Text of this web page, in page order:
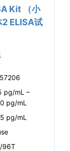
Kit （小
2 ELISA试
pg/mL –
pg/mL
pg/mL
96T